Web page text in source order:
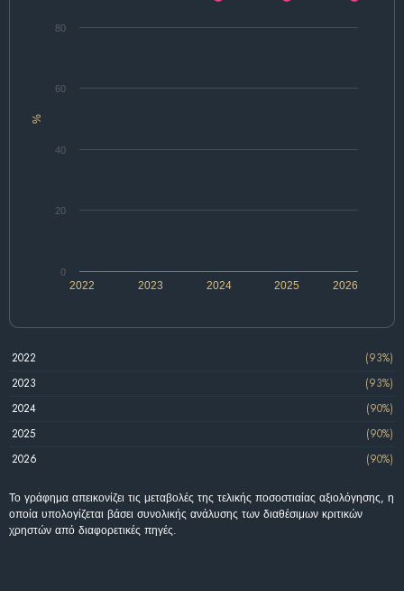
%
2022 2024 2026
2023 2025
0
20
40
60
80
2022
(93%)
2023
(93%)
2024
(90%)
2025
(90%)
2026
(90%)
Το γράφημα απεικονίζει τις μεταβολές της τελικής ποσοστιαίας αξιολόγησης, η
οποία υπολογίζεται βάσει συνολικής ανάλυσης των διαθέσιμων κριτικών
χρηστών από διαφορετικές πηγές.